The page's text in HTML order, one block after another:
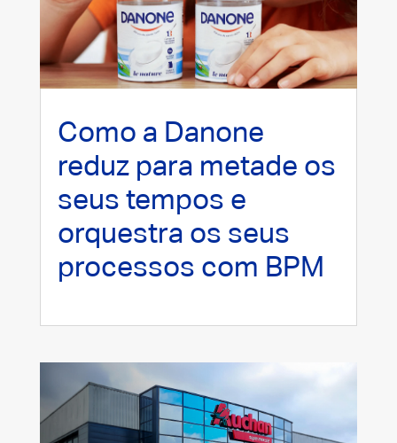
Como a Danone
reduz para metade os
seus tempos e
orquestra os seus
processos com BPM